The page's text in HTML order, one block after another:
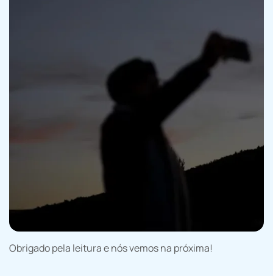
Obrigado pela leitura e nós vemos na próxima!